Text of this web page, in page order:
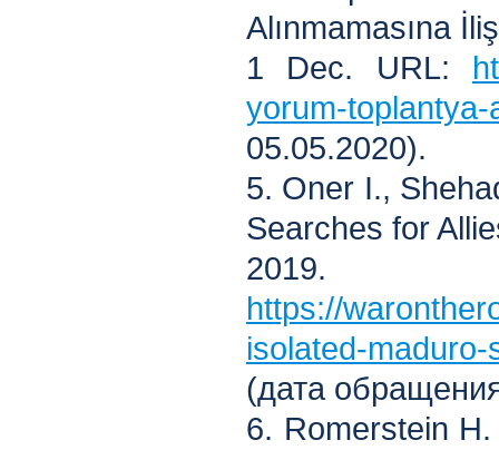
Alınmamasına
1 Dec. URL:
yorum-
05.05.2020).
5. Oner I.,
Searches for
2019.
https://
isolated-
(дата
6. Romerstein